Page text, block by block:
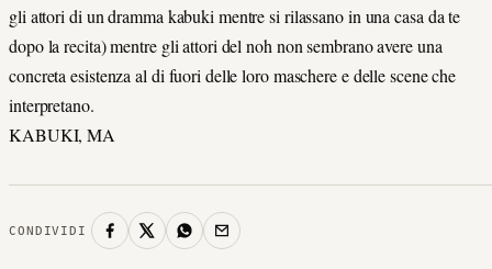
gli attori di un dramma kabuki mentre si rilassano in una casa da te
dopo la recita) mentre gli attori del noh non sembrano avere una
concreta esistenza al di fuori delle loro maschere e delle scene che
interpretano.
KABUKI, MA
CONDIVIDI